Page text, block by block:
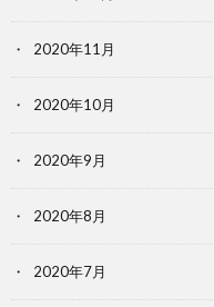
2020年11月
2020年10月
2020年9月
2020年8月
2020年7月